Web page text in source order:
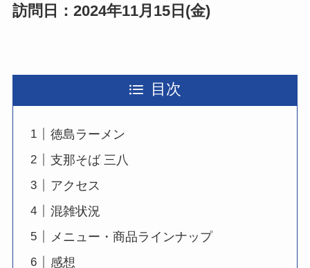
訪問日：2024年11月15日(金)
目次
徳島ラーメン
支那そば 三八
アクセス
混雑状況
メニュー・商品ラインナップ
感想